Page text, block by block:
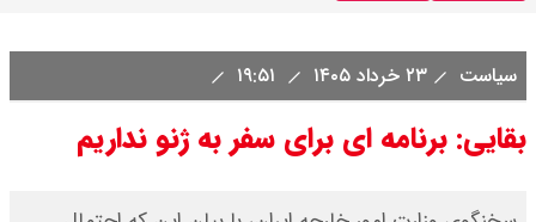
سیاست ۲۳ خرداد ۱۴۰۵
بقایی: برنامه ای برای سفر به ژنو نداریم